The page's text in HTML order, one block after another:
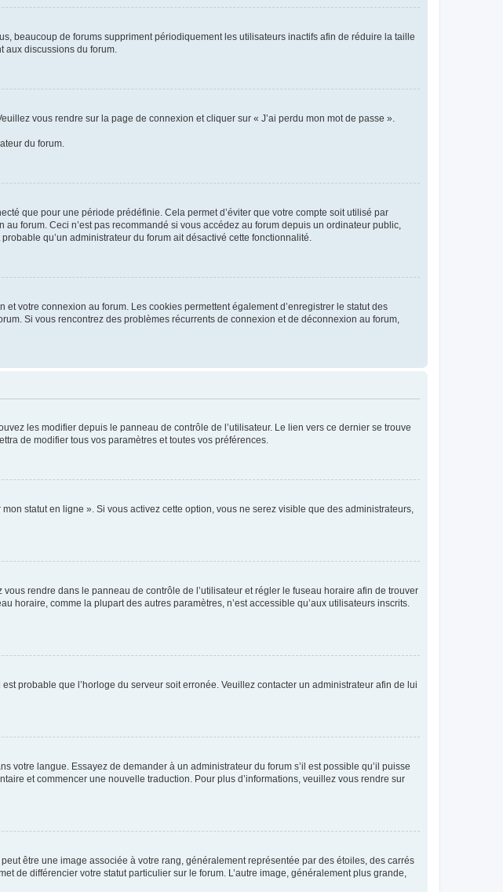
beaucoup de forums suppriment périodiquement les utilisateurs inactifs afin de réduire la taille
aux discussions du forum.
vous rendre sur la page de connexion et cliquer sur « J’ai perdu mon mot de passe ».
du forum.
que pour une période prédéfinie. Cela permet d’éviter que votre compte soit utilisé par
forum. Ceci n’est pas recommandé si vous accédez au forum depuis un ordinateur public,
qu’un administrateur du forum ait désactivé cette fonctionnalité.
votre connexion au forum. Les cookies permettent également d’enregistrer le statut des
Si vous rencontrez des problèmes récurrents de connexion et de déconnexion au forum,
les modifier depuis le panneau de contrôle de l’utilisateur. Le lien vers ce dernier se trouve
de modifier tous vos paramètres et toutes vos préférences.
statut en ligne ». Si vous activez cette option, vous ne serez visible que des administrateurs,
rendre dans le panneau de contrôle de l’utilisateur et régler le fuseau horaire afin de trouver
horaire, comme la plupart des autres paramètres, n’est accessible qu’aux utilisateurs inscrits.
probable que l’horloge du serveur soit erronée. Veuillez contacter un administrateur afin de lui
votre langue. Essayez de demander à un administrateur du forum s’il est possible qu’il puisse
et commencer une nouvelle traduction. Pour plus d’informations, veuillez vous rendre sur
être une image associée à votre rang, généralement représentée par des étoiles, des carrés
de différencier votre statut particulier sur le forum. L’autre image, généralement plus grande,